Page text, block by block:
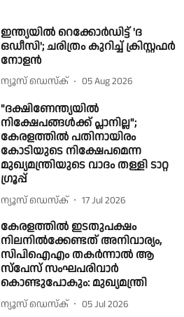
ഇന്ത്യയിൽ റെക്കോർഡിട്ട് 'ദ
ഒഡീസി'; ചരിത്രം കുറിച്ച് ക്രിസ്റ്റഫർ
നോളൻ
ന്യൂസ് ഡെസ്ക് 05 Aug 2026
"ദക്ഷിണേന്ത്യയിൽ
നിക്ഷേപങ്ങൾക്ക് പ്ലാനില്ല";
കേരളത്തിൽ പതിനായിരം
കോടിയുടെ നിക്ഷേപമെന്ന
മുഖ്യമന്ത്രിയുടെ വാദം തള്ളി ടാറ്റ
ഗ്രൂപ്പ്
ന്യൂസ് ഡെസ്ക് 17 Jul 2026
കേരളത്തിൽ ഇടതുപക്ഷം
നിലനിൽക്കേണ്ടത് അനിവാര്യം,
സിപിഐഎം തകർന്നാൽ ആ
സ്പേസ് സംഘപരിവാർ
കൊണ്ടുപോകും: മുഖ്യമന്ത്രി
ന്യൂസ് ഡെസ്ക് 05 Jul 2026